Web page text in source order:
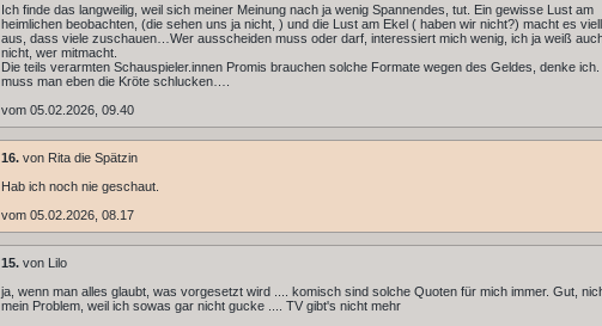
Ich finde das langweilig, weil sich meiner Meinung nach ja wenig Spannendes, tut. Ein gewisse Lust am
heimlichen beobachten, (die sehen uns ja nicht, ) und die Lust am Ekel ( haben wir nicht?) macht es
aus, dass viele zuschauen…Wer ausscheiden muss oder darf, interessiert mich wenig, ich ja weiß
nicht, wer mitmacht.
Die teils verarmten Schauspieler.innen Promis brauchen solche Formate wegen des Geldes, denke ich.
muss man eben die Kröte schlucken….
vom 05.02.2026, 09.40
16. von Rita die Spätzin
Hab ich noch nie geschaut.
vom 05.02.2026, 08.17
15. von Lilo
ja, wenn man alles glaubt, was vorgesetzt wird .... komisch sind solche Quoten für mich immer. Gut,
mein Problem, weil ich sowas gar nicht gucke .... TV gibt's nicht mehr